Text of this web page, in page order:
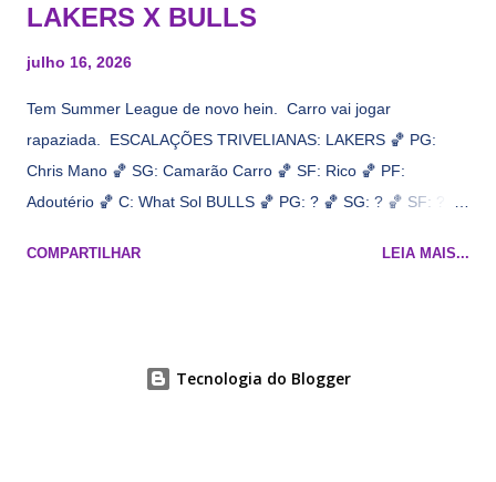
LAKERS X BULLS
julho 16, 2026
Tem Summer League de novo hein. Carro vai jogar
rapaziada. ESCALAÇÕES TRIVELIANAS: LAKERS 🏀 PG:
Chris Mano 🏀 SG: Camarão Carro 🏀 SF: Rico 🏀 PF:
Adoutério 🏀 C: What Sol BULLS 🏀 PG: ? 🏀 SG: ? 🏀 SF: ? 🏀
19h00 Local: Las Vegas Transmissão: NBA League Pass,
COMPARTILHAR LEIA MAIS...
Tecnologia do Blogger